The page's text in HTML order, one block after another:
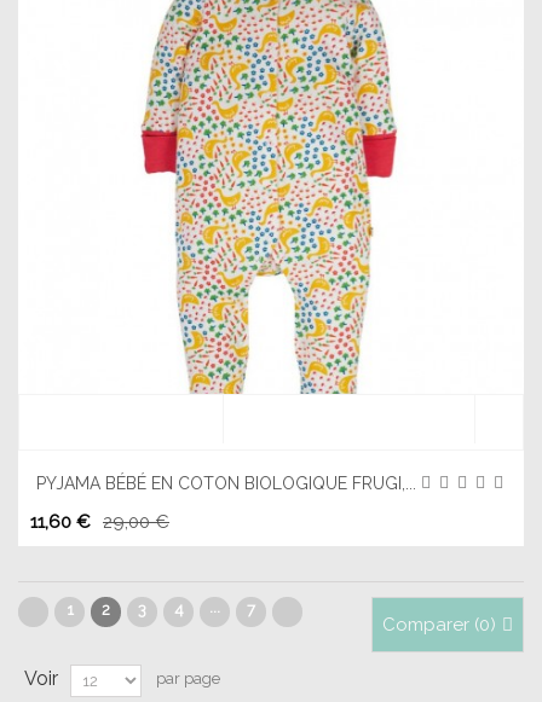
PYJAMA BÉBÉ EN COTON BIOLOGIQUE FRUGI,...
11,60 € 29,00 €
Comparer (0)
1 2 3 4 ... 7
Voir par page